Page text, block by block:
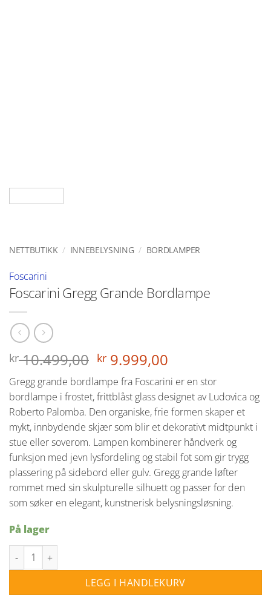
NETTBUTIKK / INNEBELYSNING / BORDLAMPER
Foscarini
Foscarini Gregg Grande Bordlampe
kr10.499,00 Opprinnelig
pris
var:
kr 10.499,00.
kr 9.999,00
pris
er:
kr 9.999,00.
Gregg grande bordlampe fra Foscarini er en stor
bordlampe i frostet, frittblåst glass designet av Ludovica og
Roberto Palomba. Den organiske, frie formen skaper et
mykt, innbydende skjær som blir et dekorativt midtpunkt i
stue eller soverom. Lampen kombinerer håndverk og
funksjon med jevn lysfordeling og stabil fot som gir trygg
plassering på sidebord eller gulv. Gregg grande løfter
rommet med sin skulpturelle silhuett og passer for den
som søker en elegant, kunstnerisk belysningsløsning.
På lager
Foscarini Gregg Grande Bordlampe antall
LEGG I HANDLEKURV